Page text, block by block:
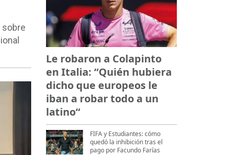
sobre
Le robaron a Colapinto
en Italia: “Quién hubiera
dicho que europeos le
iban a robar todo a un
latino“
FIFA y Estudiantes: cómo
quedó la inhibición tras el
pago por Facundo Farías